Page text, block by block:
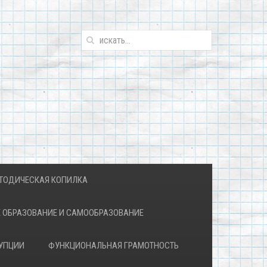
КОПИЛКА
ОБРАЗОВАНИЕ И САМООБРАЗОВАНИЕ
ФУНКЦИОНАЛЬНАЯ ГРАМОТНОСТЬ